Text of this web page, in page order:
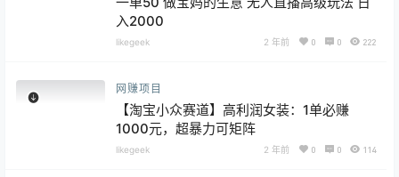
入2000
likegeek 2 年前 0 0 222
网赚项目
【淘宝小众赛道】高利润女装：1单必赚
1000元，超暴力可矩阵
likegeek 2 年前 0 0 114